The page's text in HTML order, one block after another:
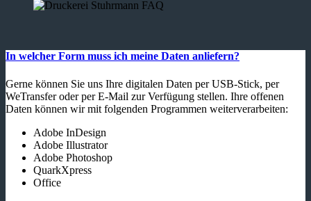
In welcher Form muss ich meine Daten anliefern?
Gerne können Sie uns Ihre digitalen Daten per USB-Stick, per
WeTransfer oder per E-Mail zur Verfügung stellen. Ihre offenen
Daten können wir mit folgenden Programmen weiterverarbeiten:
Adobe InDesign
Adobe Illustrator
Adobe Photoshop
QuarkXpress
Office